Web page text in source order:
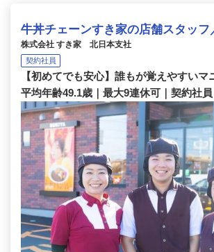
牛丼チェーンすき家の店舗スタッフ
株式会社 すき家 北日本支社
契約社員
【初めてでも安心】誰もが覚えやすいマ
平均年齢49.1歳｜最大9連休可｜契約社員